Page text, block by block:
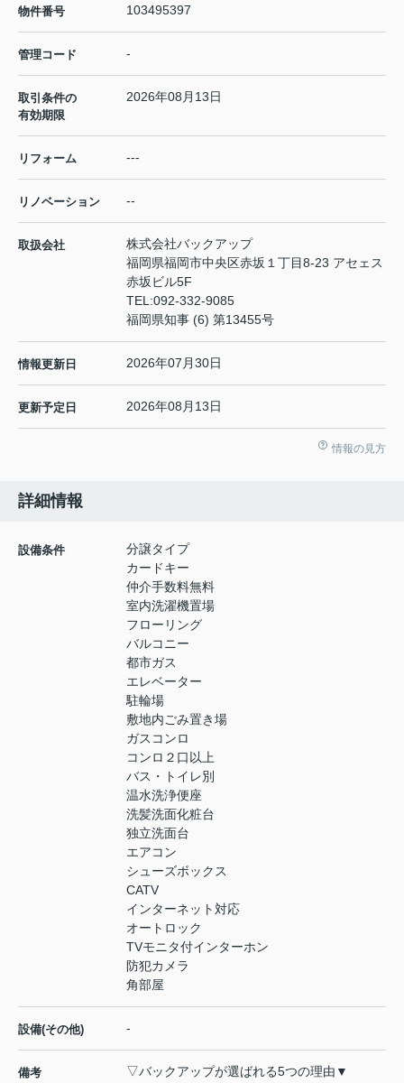
物件番号 103495397
管理コード -
取引条件の
有効期限
2026年08月13日
リフォーム ---
リノベーション --
取扱会社
株式会社バックアップ
福岡県福岡市中央区赤坂１丁目8-23 アセェス
赤坂ビル5F
TEL:092-332-9085
福岡県知事 (6) 第13455号
情報更新日 2026年07月30日
更新予定日 2026年08月13日
情報の見方
詳細情報
設備条件
分譲タイプ
カードキー
仲介手数料無料
室内洗濯機置場
フローリング
バルコニー
都市ガス
エレベーター
駐輪場
敷地内ごみ置き場
ガスコンロ
コンロ２口以上
バス・トイレ別
温水洗浄便座
洗髪洗面化粧台
独立洗面台
エアコン
シューズボックス
CATV
インターネット対応
オートロック
TVモニタ付インターホン
防犯カメラ
角部屋
設備(その他) -
備考
▽バックアップが選ばれる5つの理由▼